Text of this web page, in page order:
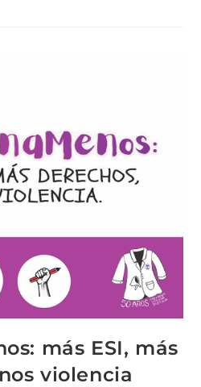
más ESI, más
violencia